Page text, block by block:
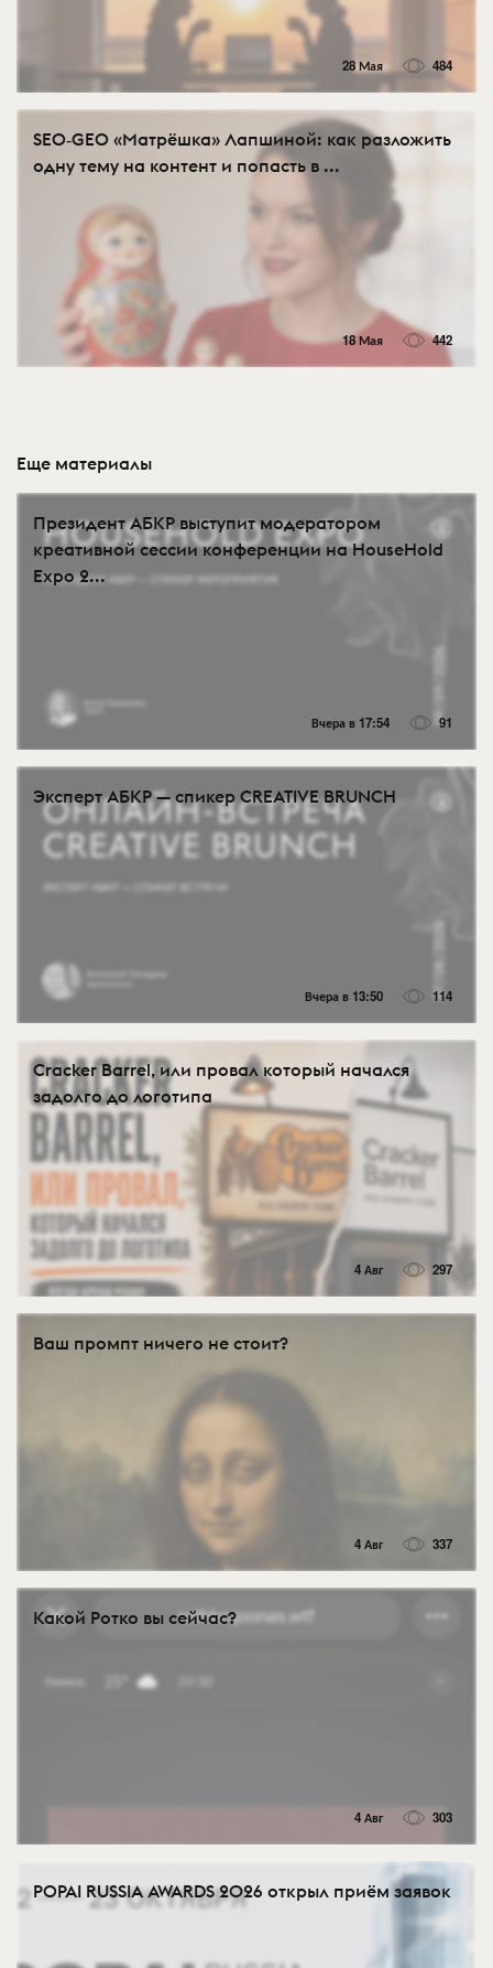
28 Мая 484
SEO‑GEO «Матрёшка» Лапшиной: как разложить
одну тему на контент и попасть в ...
18 Мая 442
Еще материалы
Президент АБКР выступит модератором
креативной сессии конференции на HouseHold
Expo 2...
Вчера в 17:54 91
Эксперт АБКР — спикер CREATIVE BRUNCH
Вчера в 13:50 114
Cracker Barrel, или провал который начался
задолго до логотипа
4 Авг 297
Ваш промпт ничего не стоит?
4 Авг 337
Какой Ротко вы сейчас?
4 Авг 303
POPAI RUSSIA AWARDS 2026 открыл приём заявок